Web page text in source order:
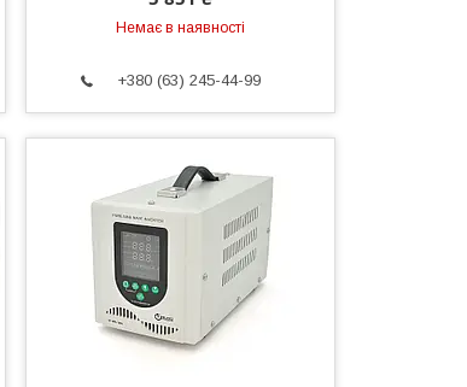
Немає в наявності
+380 (63) 245-44-99